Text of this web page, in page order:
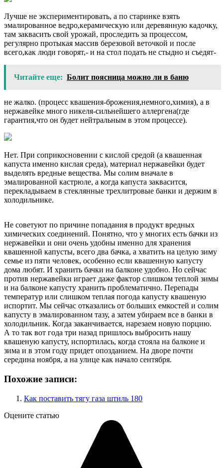
Лучше не экспериментировать, а по старинке взять
эмалированное ведро,керамическую или деревянную кадочку,
там заквасить свой урожай, проследить за процессом,
регулярно протыкая массив березовой веточкой и после
всего,как люди говорят,- и на стол подать не стыдно и съедят-
Читайте еще: Болит поясница можно ли в баню
не жалко. (процесс квашения-брожения,немного,химия), а в
нержавейке много никеля-сильнейшего аллергена(где
гарантия,что он будет нейтральным в этом процессе).
Нет. При соприкосновении с кислой средой (а квашенная
капуста именно кислая среда), материал нержавейки будет
выделять вредные вещества. Мы солим вначале в
эмалированной кастрюле, а когда капуста заквасится,
перекладываем в стеклянные трехлитровые банки и держим в
холодильнике.
Не советуют по причине попадания в продукт вредных
химических соединений. Понятно, что у многих есть бачки из
нержавейки и они очень удобны именно для хранения
квашенной капусты, всего два бачка, а хватить на целую зиму
семье из пяти человек, особенно если квашенную капусту
дома любят. И хранить бачки на балконе удобно. Но сейчас
против нержавейки играет даже фактор слишком теплой зимы
и на балконе капусту хранить проблематично. Перепады
температур или слишком теплая погода капусту квашеную
испортит. Мы сейчас отказались от больших емкостей и солим
капусту в эмалированном тазу, а затем убираем все в банки в
холодильник. Когда заканчивается, нарезаем новую порцию.
А то так вот года три назад пришлось выбросить нашу
квашеную капусту, испортилась, когда стояла на балконе и
зима и в этом году придет опозданием. На дворе почти
середина ноября, а на улице как начало сентября.
Похожие записи:
Как поставить тягу газа штиль 180
Оцените статью